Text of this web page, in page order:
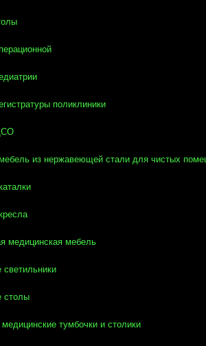
поликлиники
из нержавеющей стали для чистых
медицинская мебель
столы
тумбочки и столики